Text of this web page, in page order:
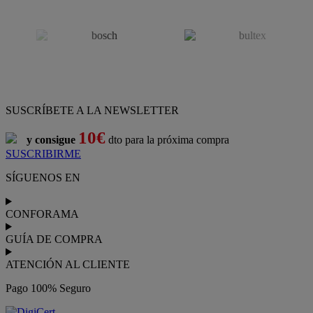
SUSCRÍBETE A LA NEWSLETTER
y consigue 10€ dto para la próxima compra
SUSCRIBIRME
SÍGUENOS EN
CONFORAMA
GUÍA DE COMPRA
ATENCIÓN AL CLIENTE
Pago 100% Seguro